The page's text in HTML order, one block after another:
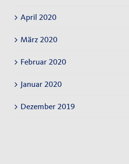
April 2020
März 2020
Februar 2020
Januar 2020
Dezember 2019